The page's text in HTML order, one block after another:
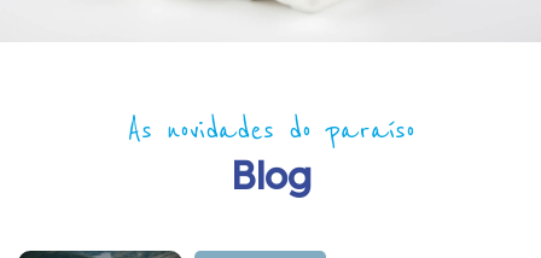
As novidades do paraíso
Blog